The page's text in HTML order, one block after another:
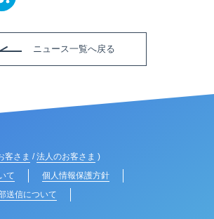
ニュース一覧へ戻る
客さま / 法人のお客さま )
て
個人情報保護方針
送信について